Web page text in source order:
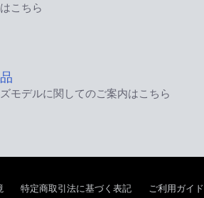
こちら
モデルに関してのご案内はこちら
特定商取引法に基づく表記 ご利用ガイド